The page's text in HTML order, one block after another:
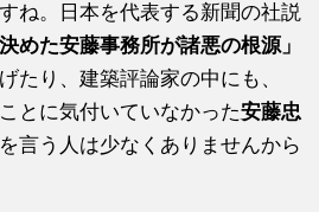
ね。日本を代表する新聞の社説
めた安藤事務所が諸悪の根源」
たり、建築評論家の中にも、
とに気付いていなかった安藤忠
言う人は少なくありませんから